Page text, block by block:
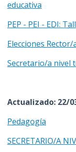
educativa
PEP - PEI - EDI:
Elecciones Rector/
Secretario/a nivel
Actualizado: 22/
Pedagogía
SECRETARIO/A